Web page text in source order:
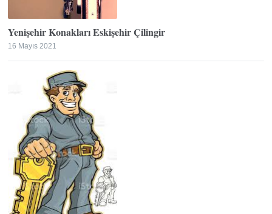
Yenişehir Konakları Eskişehir Çilingir
16 Mayıs 2021